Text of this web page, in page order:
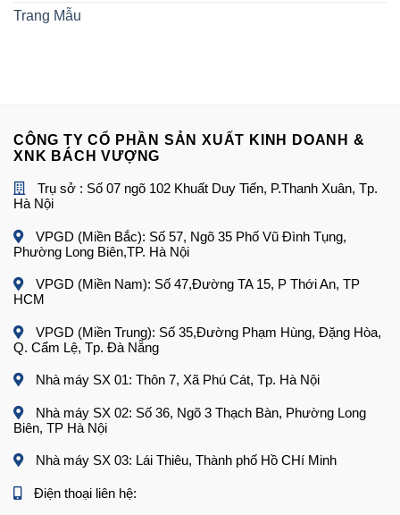
Trang Mẫu
CÔNG TY CỔ PHẦN SẢN XUẤT KINH DOANH &
XNK BÁCH VƯỢNG
Trụ sở : Số 07 ngõ 102 Khuất Duy Tiến, P.Thanh Xuân, Tp.
Hà Nội
VPGD (Miền Bắc): Số 57, Ngõ 35 Phố Vũ Đình Tụng,
Phường Long Biên,TP. Hà Nội
VPGD (Miền Nam): Số 47,Đường TA 15, P Thới An, TP
HCM
VPGD (Miền Trung): Số 35,Đường Phạm Hùng, Đặng Hòa,
Q. Cẩm Lệ, Tp. Đà Nẵng
Nhà máy SX 01: Thôn 7, Xã Phú Cát, Tp. Hà Nội
Nhà máy SX 02: Số 36, Ngõ 3 Thạch Bàn, Phường Long
Biên, TP Hà Nội
Nhà máy SX 03: Lái Thiêu, Thành phố Hồ CHí Minh
Điện thoại liên hệ: